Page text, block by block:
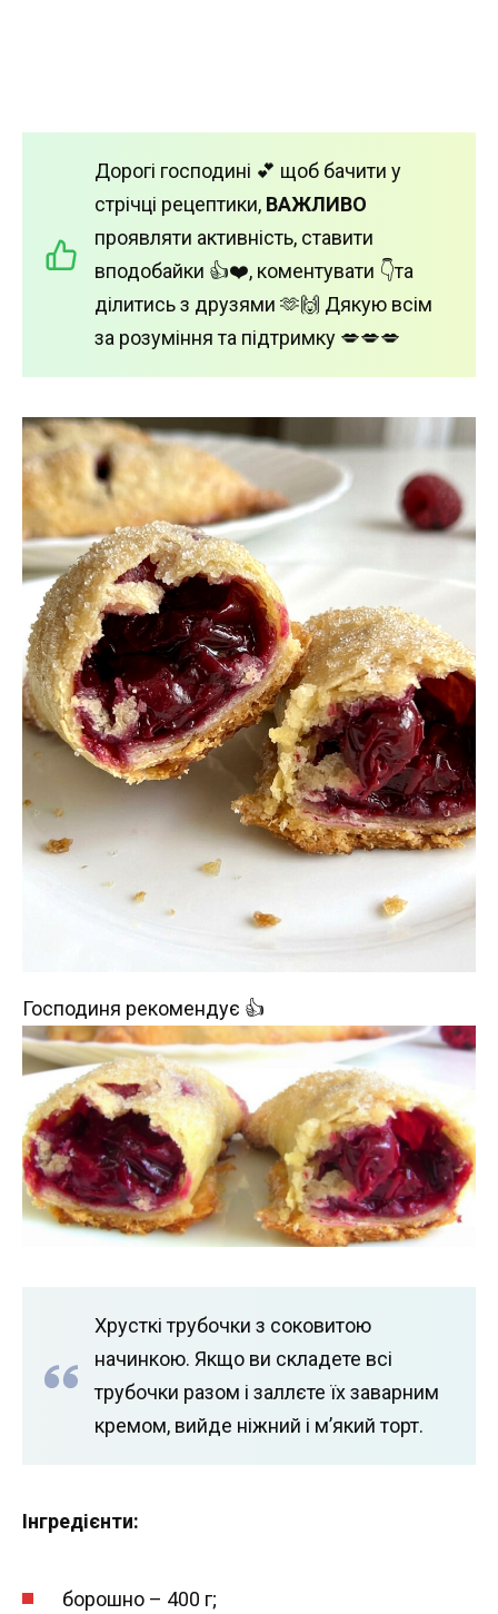
Дорогі господині 💕 щоб бачити у
стрічці рецептики, ВАЖЛИВО
проявляти активність, ставити
вподобайки 👍❤️, коментувати 👇та
ділитись з друзями 🫶🙌 Дякую всім
за розуміння та підтримку 💋💋💋
Господиня рекомендує 👍
Хрусткі трубочки з соковитою
начинкою. Якщо ви складете всі
трубочки разом і заллєте їх заварним
кремом, вийде ніжний і м’який торт.
Інгредієнти:
борошно – 400 г;